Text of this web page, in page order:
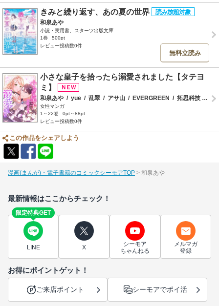
きみと繰り返す、あの夏の世界
和泉あや
小説・実用書、スターツ出版文庫
1巻
500pt
レビュー投稿数0件
無料立読み
小さな皇子を拾ったら溺愛されました【タテヨ
ミ】
和泉あや / yue / 乱翠 / アサ山 / EVERGREEN / 拓思科技 / 豊
女性マンガ
1～22巻
0pt～88pt
レビュー投稿数0件
この作品をシェアしよう
漫画(まんが)・電子書籍のコミックシーモアTOP 和泉あや
最新情報はここからチェック！
限定特典GET
LINE X
シーモア
ちゃんねる
メルマガ
登録
お得にポイントゲット！
ご来店ポイント シーモアでポイ活